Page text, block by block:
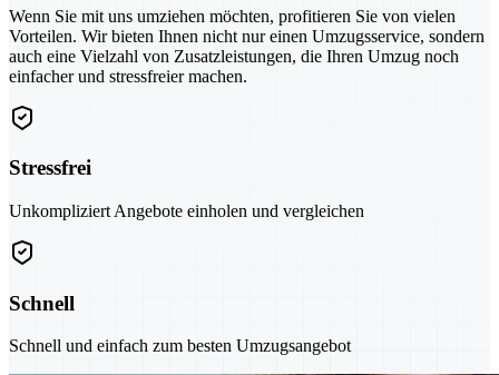
Wenn Sie mit uns umziehen möchten, profitieren Sie von vielen
Vorteilen. Wir bieten Ihnen nicht nur einen Umzugsservice, sondern
auch eine Vielzahl von Zusatzleistungen, die Ihren Umzug noch
einfacher und stressfreier machen.
Stressfrei
Unkompliziert Angebote einholen und vergleichen
Schnell
Schnell und einfach zum besten Umzugsangebot